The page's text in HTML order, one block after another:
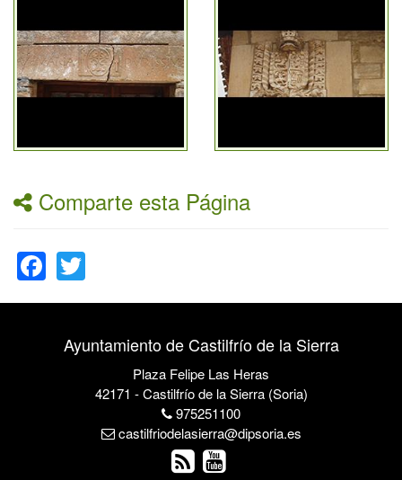
Comparte esta Página
Facebook
Ayuntamiento de Castilfrío de la Sierra
Plaza Felipe Las Heras
42171 - Castilfrío de la Sierra (Soria)
975251100
castilfriodelasierra@dipsoria.es